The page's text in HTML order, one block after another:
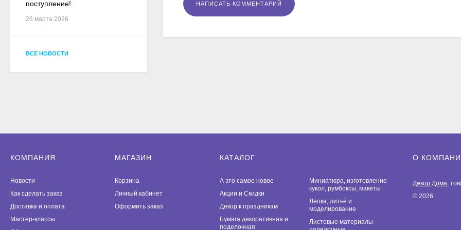
поступление!
26 марта 2026
ВСЕ НОВОСТИ
КОМПАНИЯ
Новости
Как сделать заказ
Доставка и оплата
Мастер-классы
МАГАЗИН
Корзина
Личный кабинет
Оформить заказ
КАТАЛОГ
А это самое новое
Акции и Скидки
Декор к праздникам
Бумага декоративная и
поделочная
Миниатюра, изготовление
кукол, румбоксы, макеты
Лепка, литьё и
моделирование
Листовые материалы
О
Декор Дома,
© 2026